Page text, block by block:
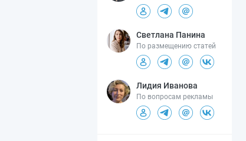
Светлана Панина
По размещению статей
Лидия Иванова
По вопросам рекламы